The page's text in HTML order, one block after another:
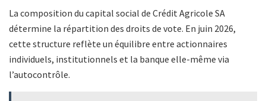
La composition du capital social de Crédit Agricole SA
détermine la répartition des droits de vote. En juin 2026,
cette structure reflète un équilibre entre actionnaires
individuels, institutionnels et la banque elle-même via
l’autocontrôle.